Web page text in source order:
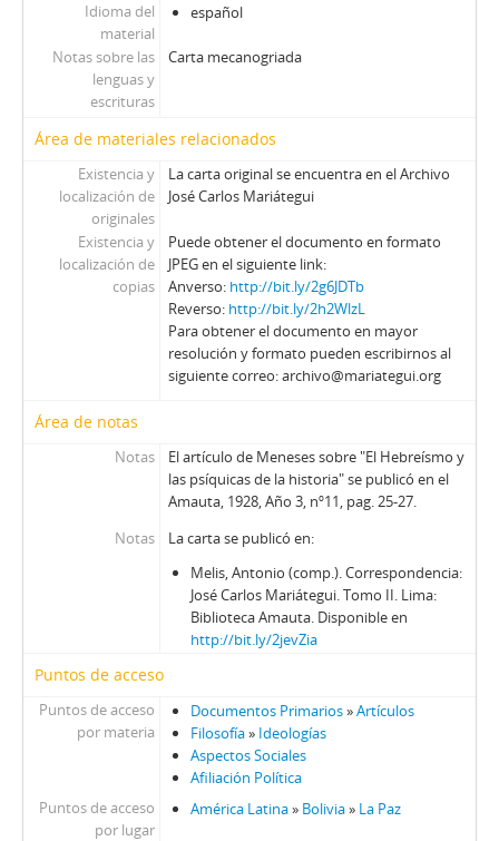
Idioma del
material
español
Notas sobre las
lenguas y
escrituras
Carta mecanogriada
Área de materiales relacionados
Existencia y
localización de
originales
La carta original se encuentra en el Archivo
José Carlos Mariátegui
Existencia y
localización de
copias
Puede obtener el documento en formato
JPEG en el siguiente link:
Anverso: http://bit.ly/2g6JDTb
Reverso: http://bit.ly/2h2WlzL
Para obtener el documento en mayor
resolución y formato pueden escribirnos al
siguiente correo: archivo@mariategui.org
Área de notas
Notas
El artículo de Meneses sobre "El Hebreísmo y
las psíquicas de la historia" se publicó en el
Amauta, 1928, Año 3, nº11, pag. 25-27.
Notas
La carta se publicó en:
Melis, Antonio (comp.). Correspondencia:
José Carlos Mariátegui. Tomo II. Lima:
Biblioteca Amauta. Disponible en
http://bit.ly/2jevZia
Puntos de acceso
Puntos de acceso
por materia
Documentos Primarios»Artículos
Filosofía» Ideologías
Aspectos Sociales
Afiliación Política
Puntos de acceso
por lugar
América Latina» Bolivia» La Paz